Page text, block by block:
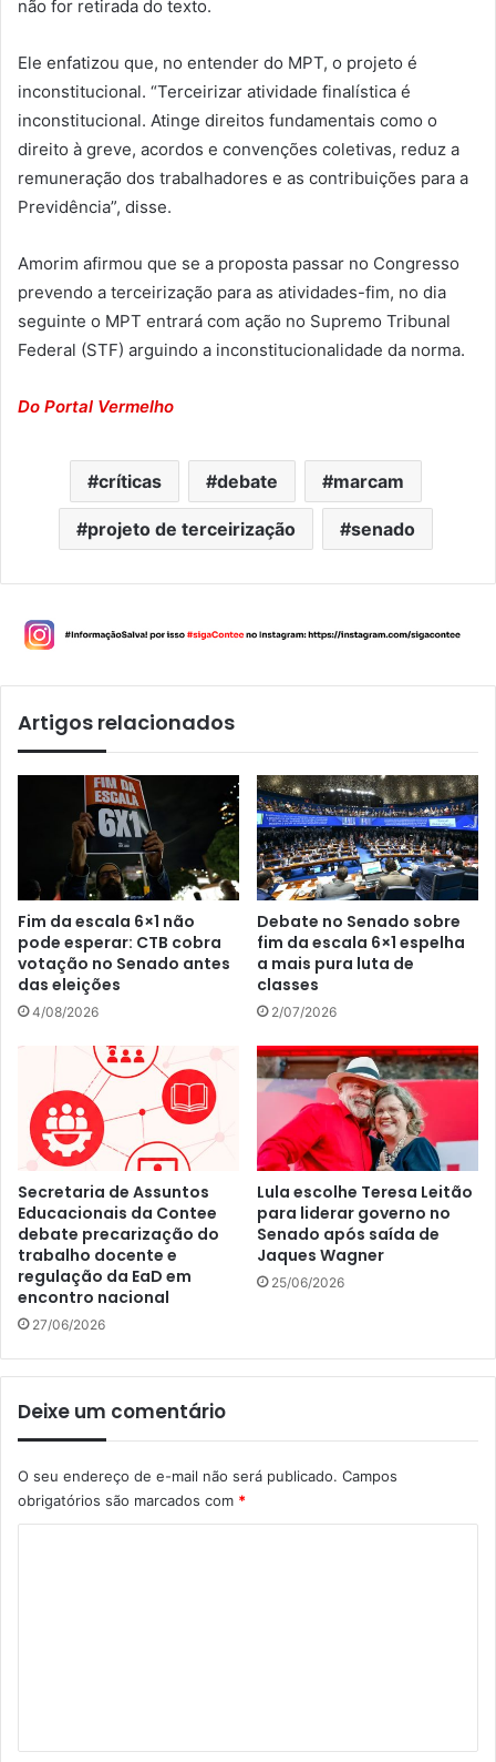
não for retirada do texto.
Ele enfatizou que, no entender do MPT, o projeto é
inconstitucional. “Terceirizar atividade finalística é
inconstitucional. Atinge direitos fundamentais como o
direito à greve, acordos e convenções coletivas, reduz a
remuneração dos trabalhadores e as contribuições para a
Previdência”, disse.
Amorim afirmou que se a proposta passar no Congresso
prevendo a terceirização para as atividades-fim, no dia
seguinte o MPT entrará com ação no Supremo Tribunal
Federal (STF) arguindo a inconstitucionalidade da norma.
Do Portal Vermelho
críticas debate marcam
projeto de terceirização senado
Artigos relacionados
Fim da escala 6×1 não
pode esperar: CTB cobra
votação no Senado antes
das eleições
4/08/2026
Debate no Senado sobre
fim da escala 6×1 espelha
a mais pura luta de
classes
2/07/2026
Secretaria de Assuntos
Educacionais da Contee
debate precarização do
trabalho docente e
regulação da EaD em
encontro nacional
27/06/2026
Lula escolhe Teresa Leitão
para liderar governo no
Senado após saída de
Jaques Wagner
25/06/2026
Deixe um comentário
O seu endereço de e-mail não será publicado. Campos
obrigatórios são marcados com *